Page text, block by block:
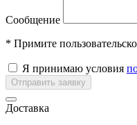
Сообщение
* Примите
Я принимаю условия
Отправить заявку
Доставка